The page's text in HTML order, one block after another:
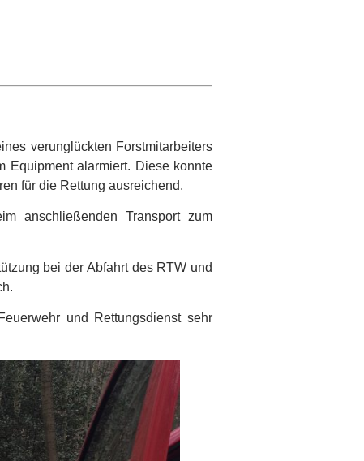
verunglückten Forstmitarbeiters
Equipment alarmiert. Diese konnte
für die Rettung ausreichend.
anschließenden Transport zum
bei der Abfahrt des RTW und
und Rettungsdienst sehr